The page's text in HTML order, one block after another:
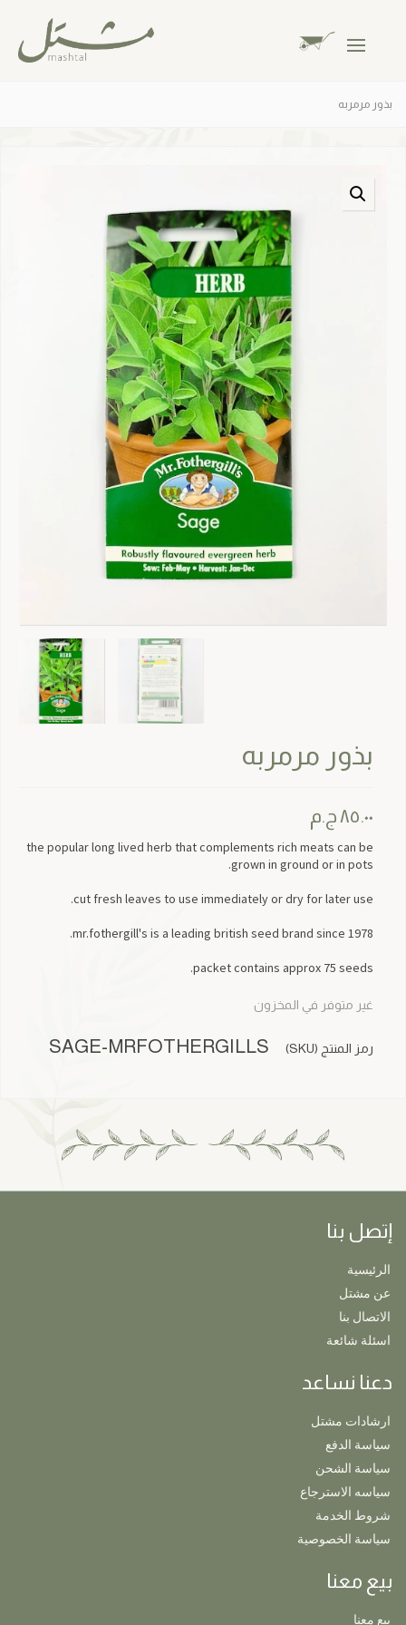
بذور مرمربه
بذور مرمربه
٨٥.٠٠ ج.م
the popular long lived herb that complements rich meats can be
grown in ground or in pots.
cut fresh leaves to use immediately or dry for later use.
mr.fothergill's is a leading british seed brand since 1978.
packet contains approx 75 seeds.
غير متوفر في المخزون
رمز المنتج (SKU) SAGE-MRFOTHERGILLS
إتصل بنا
الرئيسية
عن مشتل
الاتصال بنا
اسئلة شائعة
دعنا نساعد
ارشادات مشتل
سياسة الدفع
سياسة الشحن
سياسه الاسترجاع
شروط الخدمة
سياسة الخصوصية
بيع معنا
بيع معنا